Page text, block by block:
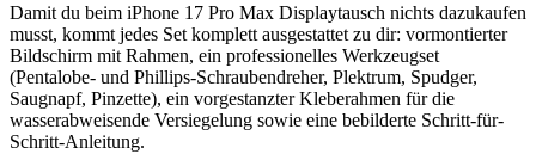
Damit du beim iPhone 17 Pro Max Displaytausch nichts dazukaufen
musst, kommt jedes Set komplett ausgestattet zu dir: vormontierter
Bildschirm mit Rahmen, ein professionelles Werkzeugset
(Pentalobe- und Phillips-Schraubendreher, Plektrum, Spudger,
Saugnapf, Pinzette), ein vorgestanzter Kleberahmen für die
wasserabweisende Versiegelung sowie eine bebilderte Schritt-für-
Schritt-Anleitung.